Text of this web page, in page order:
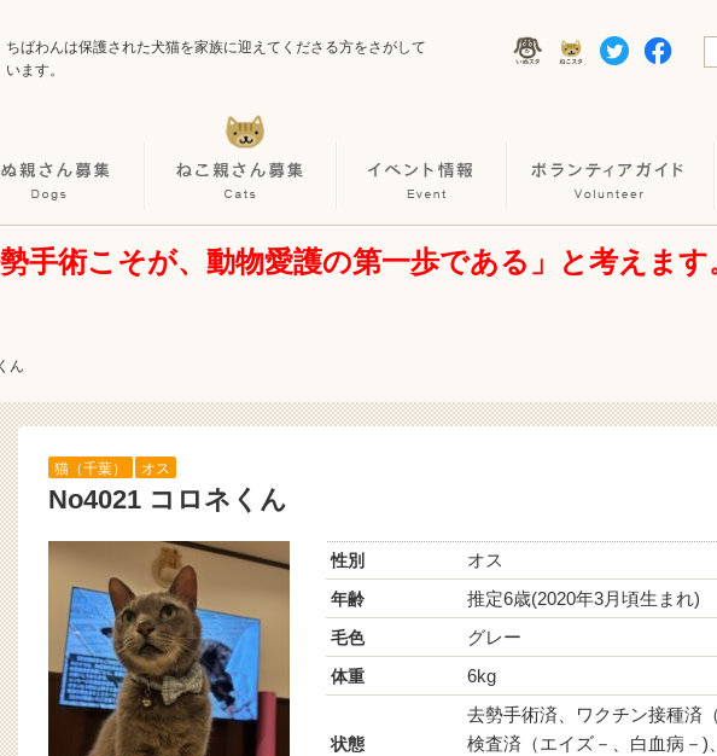
ちばわんは保護された犬猫を家族に迎えてくださる方をさがして
います。
手術こそが、動物愛護の第一歩である」と考えます
ん
猫（千葉） オス
No4021 コロネくん
性別 オス
年齢 推定6歳(2020年3月頃生まれ)
毛色 グレー
体重 6kg
状態
去勢手術済、ワクチン接種済
検査済（エイズ－、白血病－)